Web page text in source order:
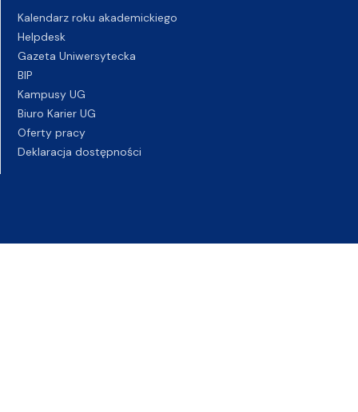
Kalendarz roku akademickiego
Helpdesk
Gazeta Uniwersytecka
BIP
Kampusy UG
Biuro Karier UG
Oferty pracy
Deklaracja dostępności